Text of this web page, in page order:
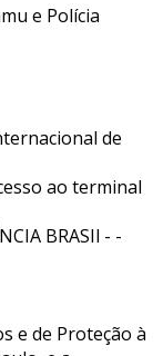
e Polícia
de
ao terminal
BRASIl - -
e de Proteção à